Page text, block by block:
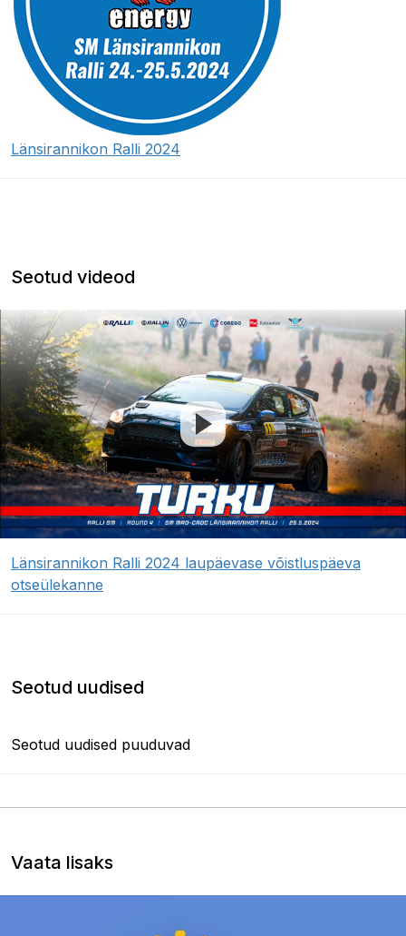
Länsirannikon Ralli 2024
Seotud videod
Länsirannikon Ralli 2024 laupäevase võistluspäeva
otseülekanne
Seotud uudised
Seotud uudised puuduvad
Vaata lisaks